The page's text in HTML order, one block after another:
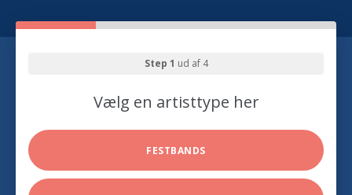
Step 1 ud af 4
Vælg en artisttype her
FESTBANDS